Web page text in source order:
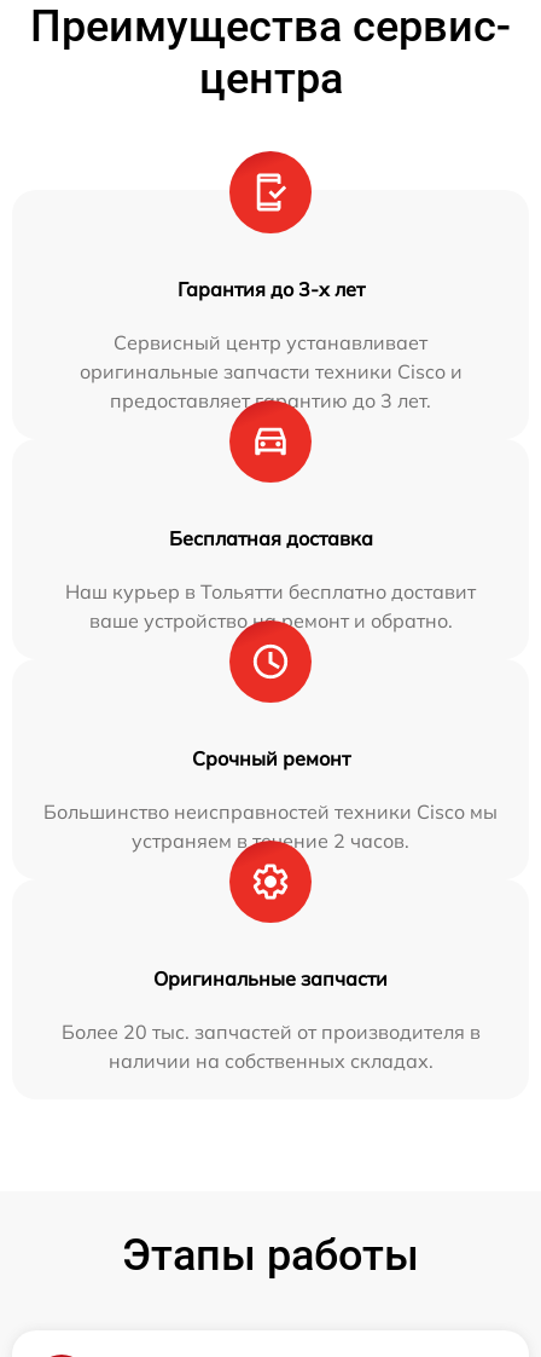
Преимущества сервис-
центра
Гарантия до 3-х лет
Сервисный центр устанавливает
оригинальные запчасти техники Cisco и
предоставляет гарантию до 3 лет.
Бесплатная доставка
Наш курьер в Тольятти бесплатно доставит
ваше устройство на ремонт и обратно.
Срочный ремонт
Большинство неисправностей техники Cisco мы
устраняем в течение 2 часов.
Оригинальные запчасти
Более 20 тыс. запчастей от производителя в
наличии на собственных складах.
Этапы работы